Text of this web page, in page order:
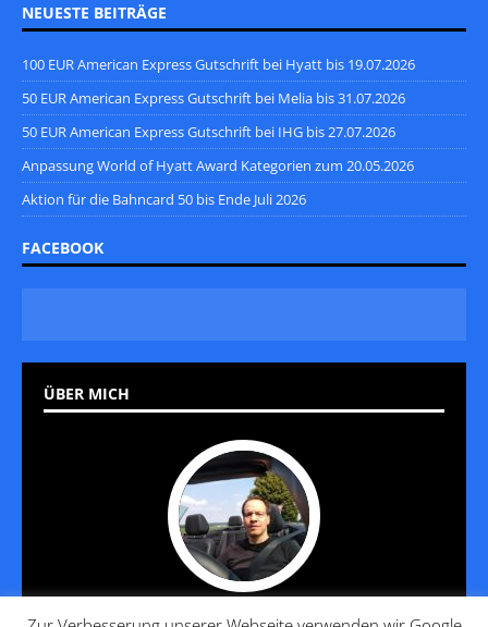
NEUESTE BEITRÄGE
100 EUR American Express Gutschrift bei Hyatt bis 19.07.2026
50 EUR American Express Gutschrift bei Melia bis 31.07.2026
50 EUR American Express Gutschrift bei IHG bis 27.07.2026
Anpassung World of Hyatt Award Kategorien zum 20.05.2026
Aktion für die Bahncard 50 bis Ende Juli 2026
FACEBOOK
ÜBER MICH